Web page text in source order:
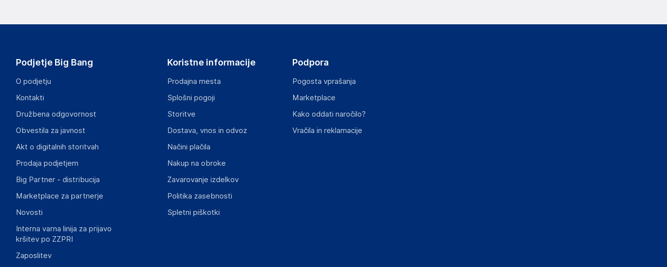
Slike o varnosti izdelka vsebujejo opozorila na embalaži izdelka in lahko vključujejo ključne varnostne
Produktni dokumenti z opozorili ter varnostnimi in drugimi ključnimi informacijami, povezanimi z določenim
izdelkom.
Podjetje Big Bang
O podjetju
Kontakti
Družbena odgovornost
Obvestila za javnost
Akt o digitalnih storitvah
Prodaja podjetjem
Big Partner - distribucija
Marketplace za partnerje
Novosti
Interna varna linija za prijavo
kršitev po ZZPRI
Zaposlitev
Koristne informacije
Prodajna mesta
Splošni pogoji
Storitve
Dostava, vnos in odvoz
Načini plačila
Nakup na obroke
Zavarovanje izdelkov
Politika zasebnosti
Spletni piškotki
Podpora
Pogosta vprašanja
Marketplace
Kako oddati naročilo?
Vračila in reklamacije